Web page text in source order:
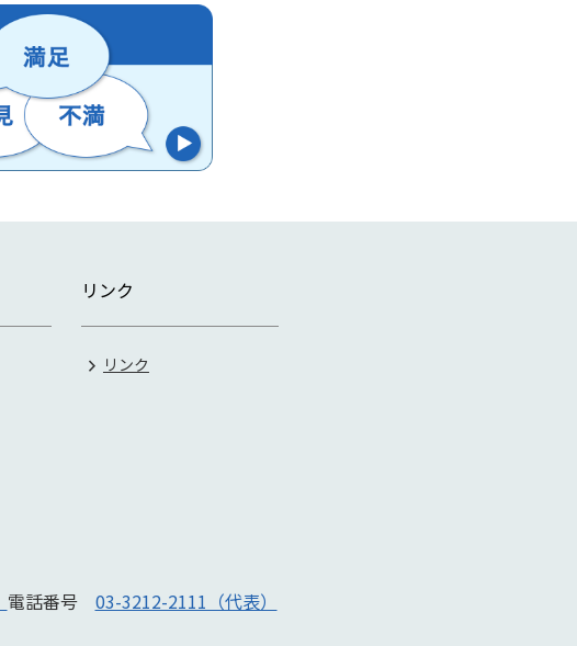
リンク
リンク
電話番号 03-3212-2111（代表）